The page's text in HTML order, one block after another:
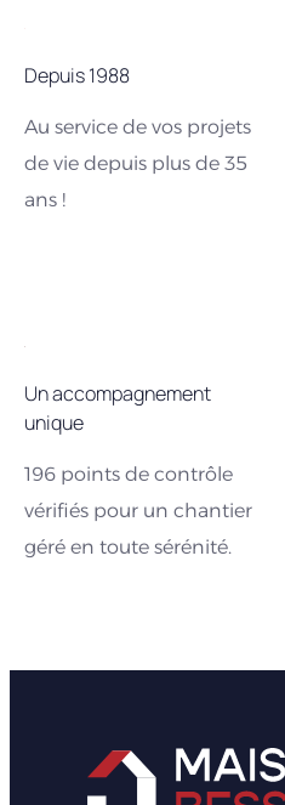
Depuis 1988
Au service de vos projets
de vie depuis plus de 35
ans !
Un accompagnement
unique
196 points de contrôle
vérifiés pour un chantier
géré en toute sérénité.